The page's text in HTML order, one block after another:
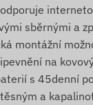
sběrnými a
montážní
na
s 45denní
a